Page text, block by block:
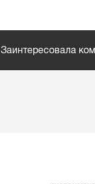
Заинтересовала